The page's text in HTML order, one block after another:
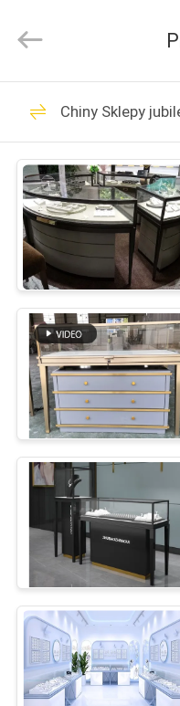
DOM
PRODUKTY
FILMY
NAS
WYCIECZKA
PO
FABRYCE
KONTROLA
JAKOŚCI
SKONTAKTUJ
SIĘ
NAMI
Shelves
Co.,Ltd.
Reserved.
Kup
Regały
Półki
Chiny Sklepy